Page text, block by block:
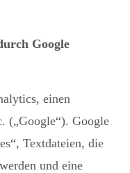
Google
einen
(„Google“). Google
Textdateien, die
und eine